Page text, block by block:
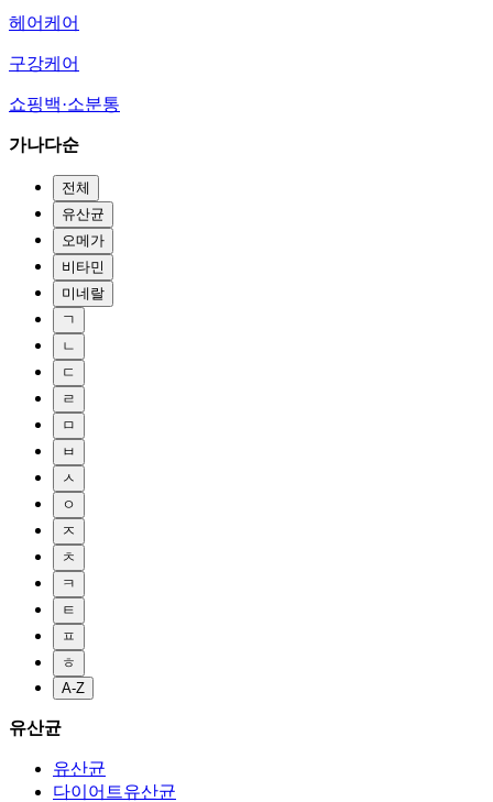
헤어케어
구강케어
쇼핑백·소분통
가나다순
전체
유산균
오메가
비타민
미네랄
ㄱ
ㄴ
ㄷ
ㄹ
ㅁ
ㅂ
ㅅ
ㅇ
ㅈ
ㅊ
ㅋ
ㅌ
ㅍ
ㅎ
A-Z
유산균
유산균
다이어트유산균